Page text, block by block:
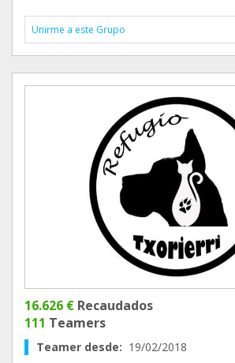
Unirme a este Grupo
16.626 € Recaudados
111 Teamers
Teamer desde: 19/02/2018